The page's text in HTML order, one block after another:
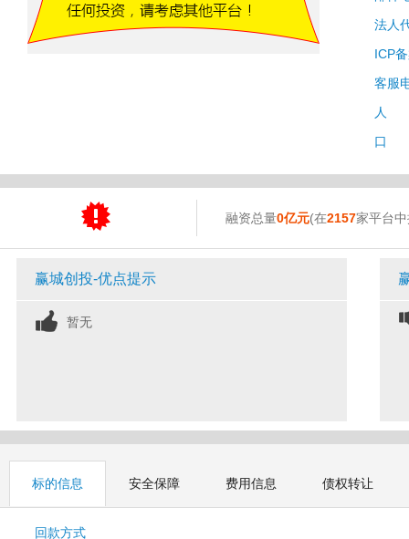
法人
ICP
客服
人
口
融资总量0亿元(在2157家平台
赢城创投-优点提示
暂无
标的信息 安全保障 费用信息 债权转让
回款方式